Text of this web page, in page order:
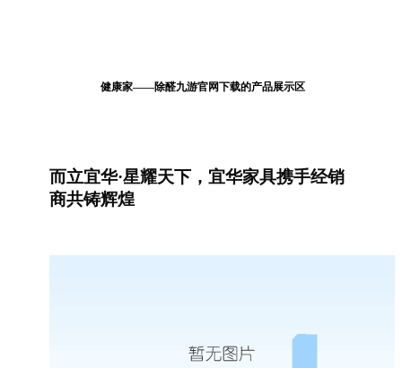
健康家——除醛九游官网下载的产品展示区
而立宜华·星耀天下，宜华家具携手经销
商共铸辉煌